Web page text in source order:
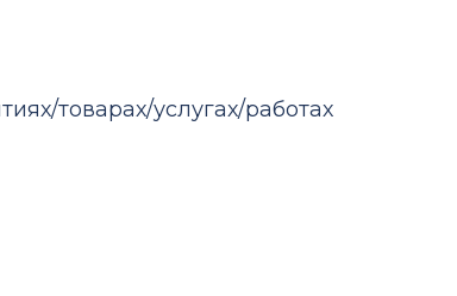
товарах/услугах/работах